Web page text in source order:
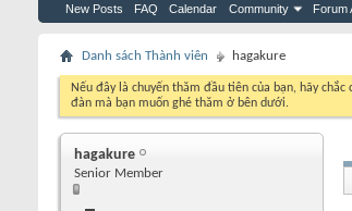
New Posts FAQ Calendar Community Forum
Danh sách Thành viên hagakure
Nếu đây là chuyến thăm đầu tiên của bạn, hãy chắc
đàn mà bạn muốn ghé thăm ở bên dưới.
hagakure
Senior Member